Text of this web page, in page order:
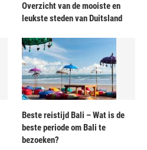
Overzicht van de mooiste en
leukste steden van Duitsland
Beste reistijd Bali – Wat is de
beste periode om Bali te
bezoeken?